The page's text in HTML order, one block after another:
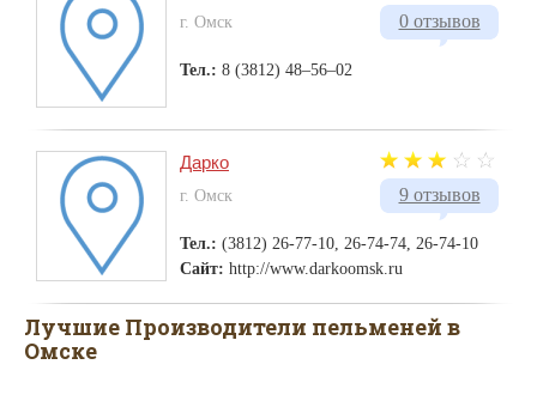
0 отзывов
г. Омск
Тел.: 8 (3812) 48–56–02
9 отзывов
Дарко
г. Омск
Тел.: (3812) 26-77-10, 26-74-74, 26-74-10
Сайт: http://www.darkoomsk.ru
Лучшие Производители пельменей в
Омске